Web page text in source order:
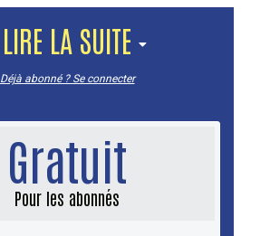
LIRE LA SUITE
Déjà abonné ? Se connecter
Gratuit
Pour les abonnés